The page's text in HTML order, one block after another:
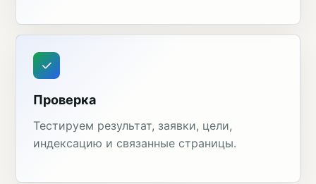
Проверка
Тестируем результат, заявки, цели,
индексацию и связанные страницы.